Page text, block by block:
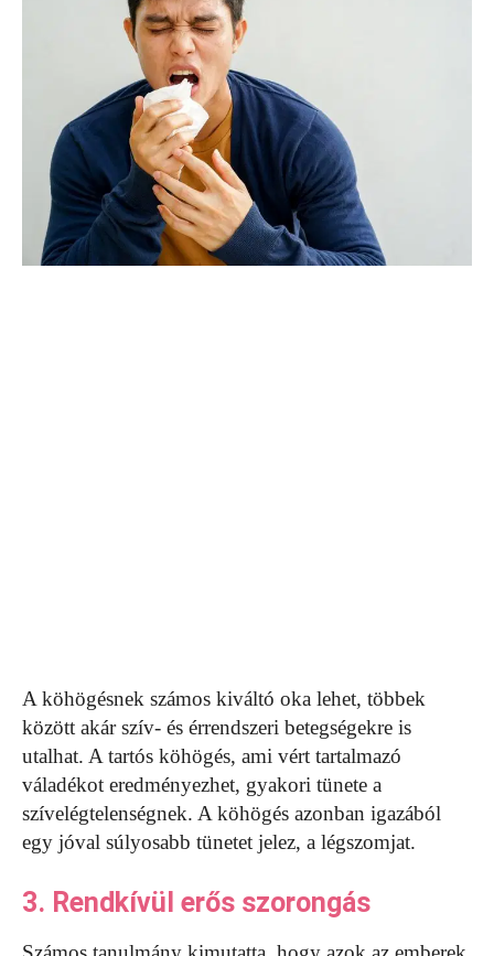
A köhögésnek számos kiváltó oka lehet, többek
között akár szív- és érrendszeri betegségekre is
utalhat. A tartós köhögés, ami vért tartalmazó
váladékot eredményezhet, gyakori tünete a
szívelégtelenségnek. A köhögés azonban igazából
egy jóval súlyosabb tünetet jelez, a légszomjat.
3. Rendkívül erős szorongás